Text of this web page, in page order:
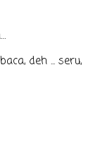
deh ... seru,